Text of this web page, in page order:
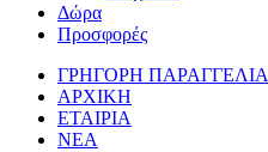
Δώρα
Προσφορές
ΓΡΗΓΟΡΗ ΠΑΡΑΓΓΕΛΙΑ
ΑΡΧΙΚΗ
ΕΤΑΙΡΙΑ
ΝΕΑ